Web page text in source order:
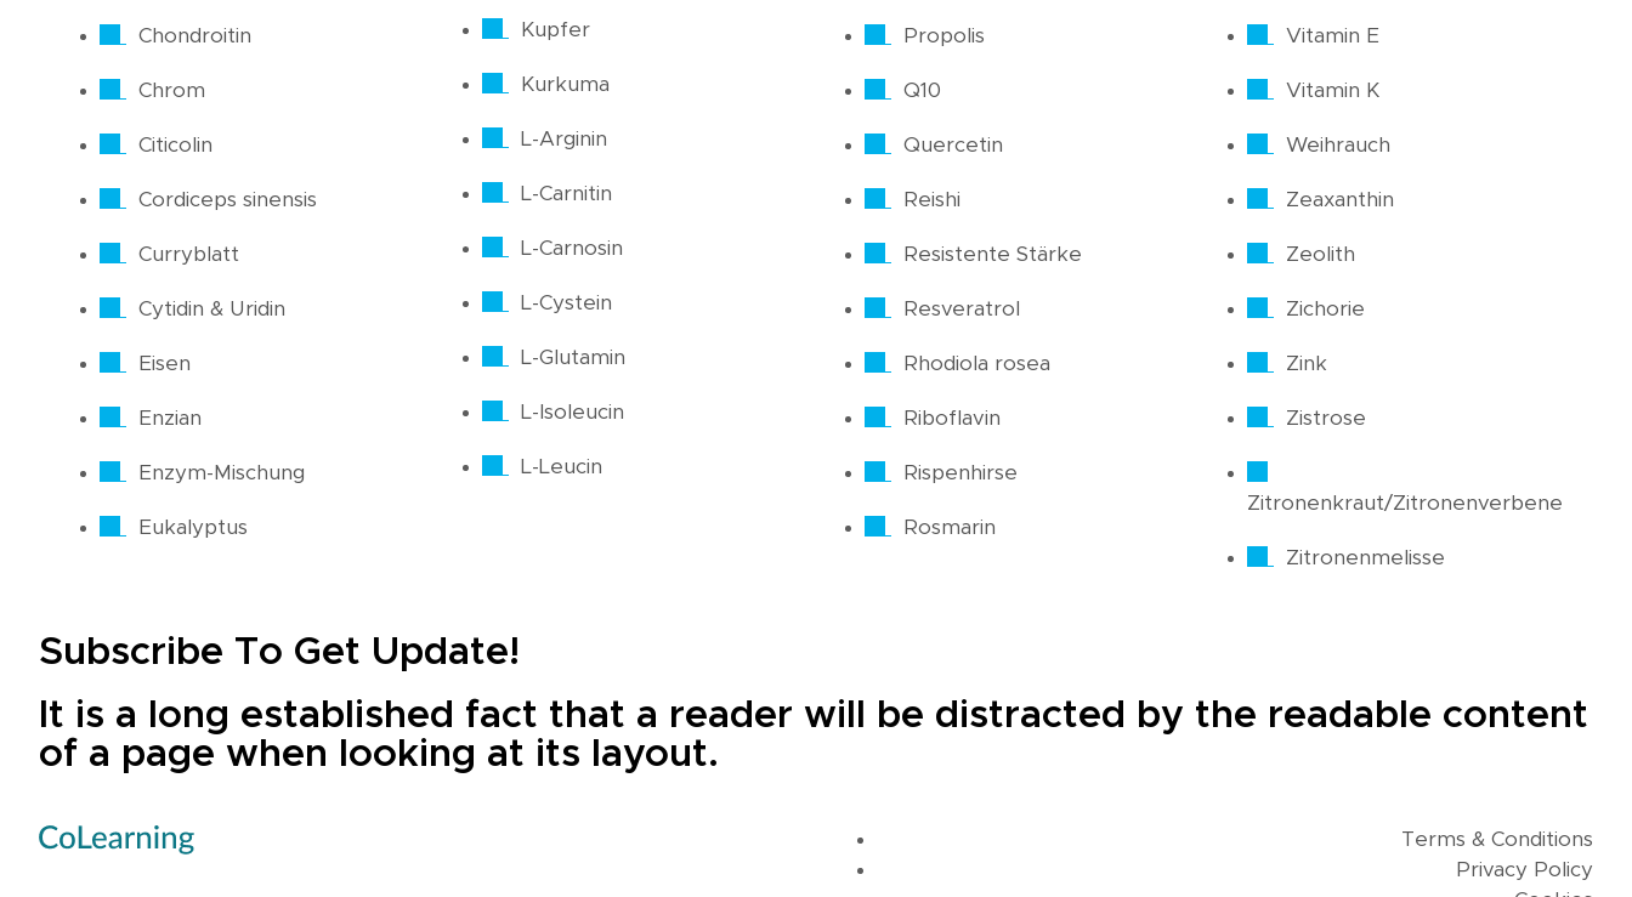
Chondroitin
Chrom
Citicolin
Cordiceps sinensis
Curryblatt
Cytidin & Uridin
Eisen
Enzian
Enzym-Mischung
Eukalyptus
Kupfer
Kurkuma
L-Arginin
L-Carnitin
L-Carnosin
L-Cystein
L-Glutamin
L-Isoleucin
L-Leucin
Propolis
Q10
Quercetin
Reishi
Resistente Stärke
Resveratrol
Rhodiola rosea
Riboflavin
Rispenhirse
Rosmarin
Vitamin E
Vitamin K
Weihrauch
Zeaxanthin
Zeolith
Zichorie
Zink
Zistrose
Zitronenkraut/Zitronenverbene
Zitronenmelisse
Subscribe To Get Update!
It is a long established fact that a reader will be distracted by the readable content
of a page when looking at its layout.
Terms & Conditions
Privacy Policy